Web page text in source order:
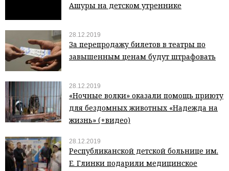
Ашуры на детском утреннике
28.12.2019
За перепродажу билетов в театры по
завышенным ценам будут штрафовать
28.12.2019
«Ночные волки» оказали помощь приюту
для бездомных животных «Надежда на
жизнь» (+видео)
28.12.2019
Республиканской детской больнице им.
Е. Глинки подарили медицинское